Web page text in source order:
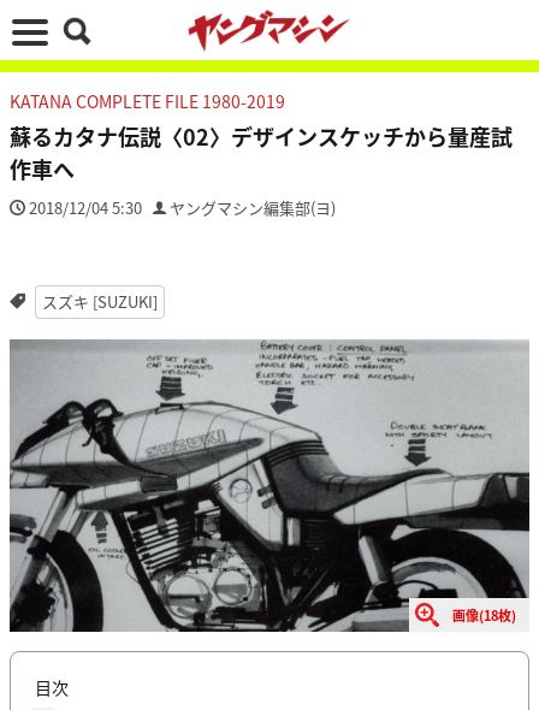
KATANA COMPLETE FILE 1980-2019
蘇るカタナ伝説〈02〉デザインスケッチから量産試
作車へ
2018/12/04 5:30 ヤングマシン編集部(ヨ)
スズキ [SUZUKI]
画像(18枚)
目次